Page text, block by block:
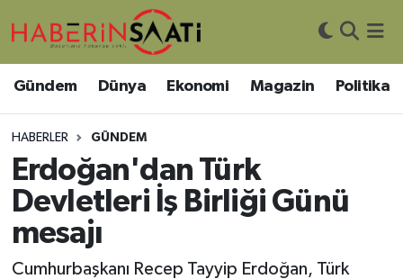
Gündem Dünya Ekonomi Magazin Politika
HABERLER GÜNDEM
Erdoğan'dan Türk
Devletleri İş Birliği Günü
mesajı
Cumhurbaşkanı Recep Tayyip Erdoğan, Türk
Asayiş
Bilim ve Teknoloji
Çevre
DIŞ HABER
Dünya
Nöbetçi Eczaneler
Hava Durumu
Trafik Durumu
Süper Lig Puan Durumu ve Fikstür
Tüm Manşetler